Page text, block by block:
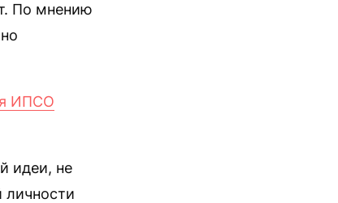
По мнению
ИПСО
идеи, не
личности